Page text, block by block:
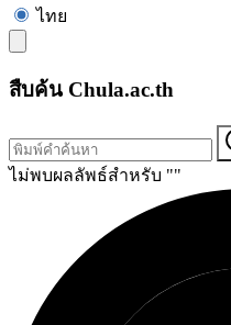
ไทย
สืบค้น Chula.ac.th
ไม่พบผลลัพธ์สำหรับ ""